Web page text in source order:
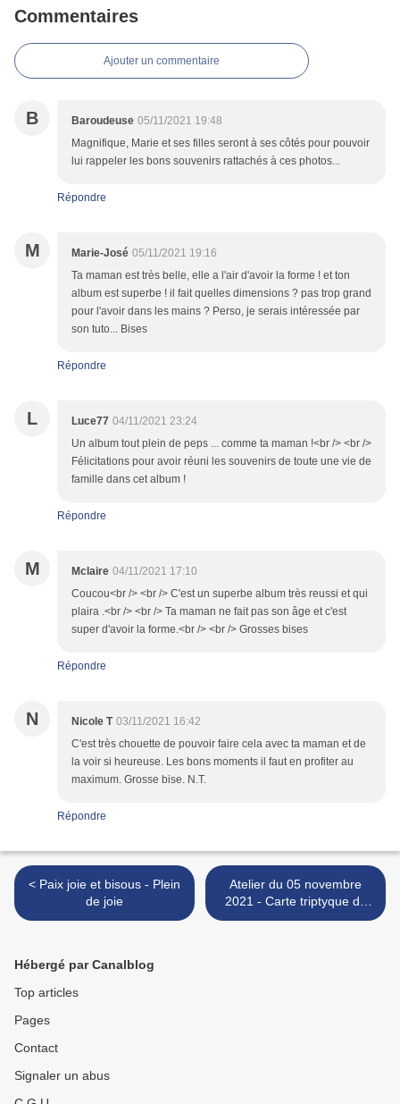
Commentaires
Ajouter un commentaire
B Baroudeuse 05/11/2021 19:48
Magnifique, Marie et ses filles seront à ses côtés pour pouvoir
lui rappeler les bons souvenirs rattachés à ces photos...
Répondre
M Marie-José 05/11/2021 19:16
Ta maman est très belle, elle a l'air d'avoir la forme ! et ton
album est superbe ! il fait quelles dimensions ? pas trop grand
pour l'avoir dans les mains ? Perso, je serais intéressée par
son tuto... Bises
Répondre
L Luce77 04/11/2021 23:24
Un album tout plein de peps ... comme ta maman !<br /> <br />
Félicitations pour avoir réuni les souvenirs de toute une vie de
famille dans cet album !
Répondre
M Mclaire 04/11/2021 17:10
Coucou<br /> <br /> C'est un superbe album très reussi et qui
plaira .<br /> <br /> Ta maman ne fait pas son âge et c'est
super d'avoir la forme.<br /> <br /> Grosses bises
Répondre
N Nicole T 03/11/2021 16:42
C'est très chouette de pouvoir faire cela avec ta maman et de
la voir si heureuse. Les bons moments il faut en profiter au
maximum. Grosse bise. N.T.
Répondre
< Paix joie et bisous - Plein
de joie
Atelier du 05 novembre
2021 - Carte triptyque de
Noël Sous un manteau
Hébergé par Canalblog
Top articles
Pages
Contact
Signaler un abus